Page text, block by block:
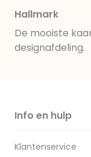
Hallmark
De mooiste
designafdeling.
Info en hulp
Klantenservice